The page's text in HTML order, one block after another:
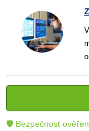
🛡 Bezpečnost